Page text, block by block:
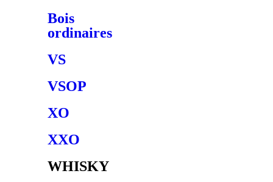
Bois
ordinaires
VS
VSOP
XO
XXO
WHISKY